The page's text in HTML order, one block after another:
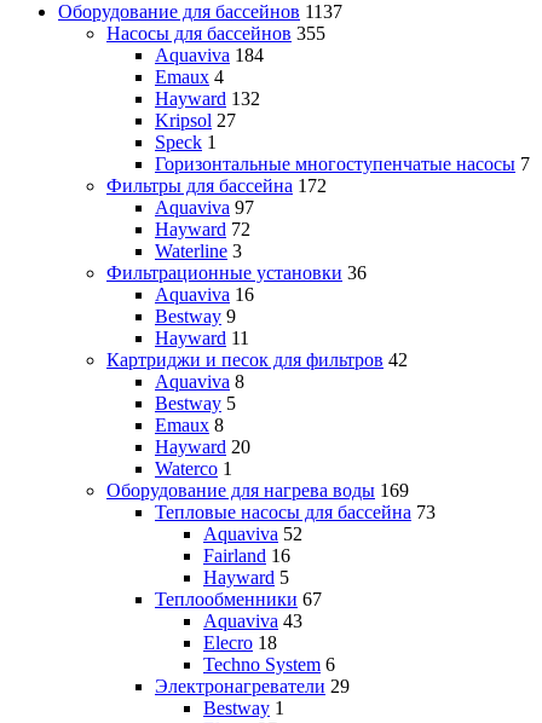
Оборудование для бассейнов 1137
Насосы для бассейнов 355
Aquaviva 184
Emaux 4
Hayward 132
Kripsol 27
Speck 1
Горизонтальные многоступенчатые насосы 7
Фильтры для бассейна 172
Aquaviva 97
Hayward 72
Waterline 3
Фильтрационные установки 36
Aquaviva 16
Bestway 9
Hayward 11
Картриджи и песок для фильтров 42
Aquaviva 8
Bestway 5
Emaux 8
Hayward 20
Waterco 1
Оборудование для нагрева воды 169
Тепловые насосы для бассейна 73
Aquaviva 52
Fairland 16
Hayward 5
Теплообменники 67
Aquaviva 43
Elecro 18
Techno System 6
Электронагреватели 29
Bestway 1